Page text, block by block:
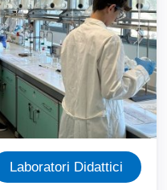
Laboratori Didattici